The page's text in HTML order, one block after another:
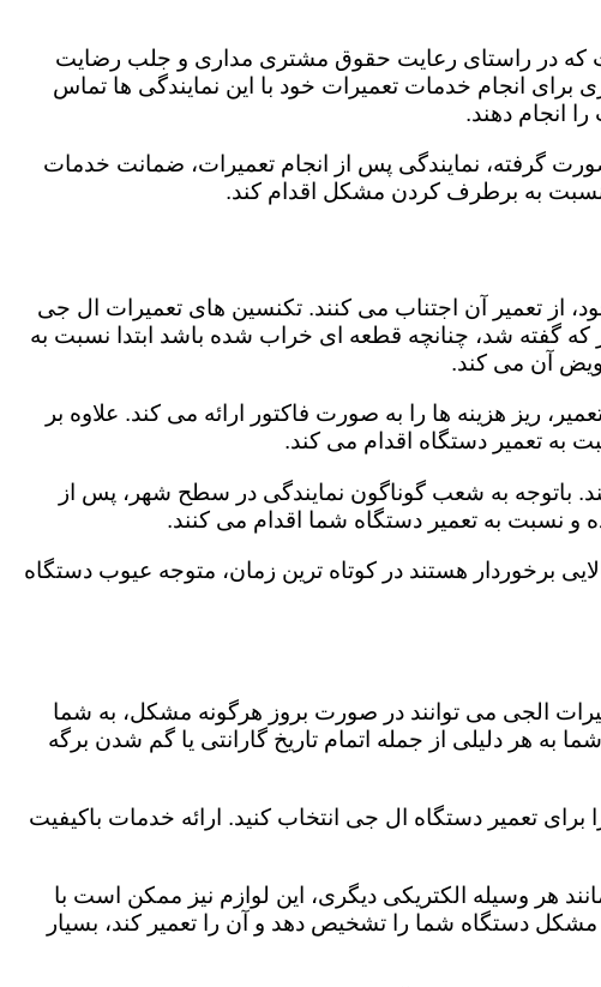
که در راستای رعایت حقوق مشتری مداری و جلب رضایت
انجام خدمات تعمیرات خود با این نمایندگی ها تماس
انجام دهند.
گرفته، نمایندگی پس از انجام تعمیرات، ضمانت خدمات
نسبت به برطرف کردن مشکل اقدام کند.
از تعمیر آن اجتناب می کنند. تکنسین های تعمیرات ال جی
که گفته شد، چنانچه قطعه ای خراب شده باشد ابتدا نسبت به
آن می کند.
ریز هزینه ها را به صورت فاکتور ارائه می کند. علاوه بر
به تعمیر دستگاه اقدام می کند.
باتوجه به شعب گوناگون نمایندگی در سطح شهر، پس از
نسبت به تعمیر دستگاه شما اقدام می کنند.
برخوردار هستند در کوتاه ترین زمان، متوجه عیوب دستگاه
الجی می توانند در صورت بروز هرگونه مشکل، به شما
به هر دلیلی از جمله اتمام تاریخ گارانتی یا گم شدن برگه
تعمیر دستگاه ال جی انتخاب کنید. ارائه خدمات باکیفیت
هر وسیله الکتریکی دیگری، این لوازم نیز ممکن است با
دستگاه شما را تشخیص دهد و آن را تعمیر کند، بسیار